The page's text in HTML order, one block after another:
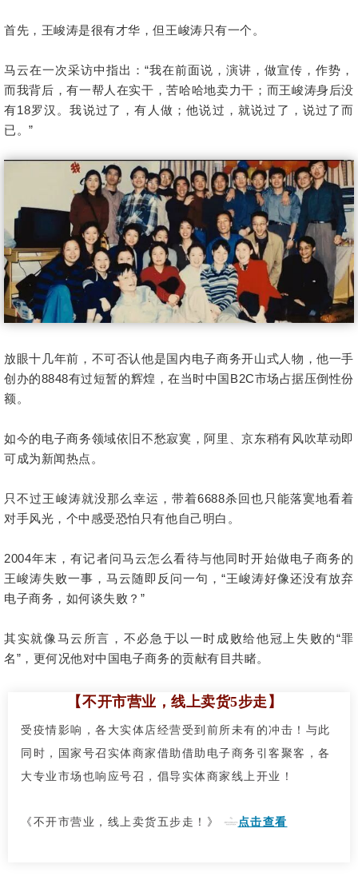
首先，王峻涛是很有才华，但王峻涛只有一个。
马云在一次采访中指出：“我在前面说，演讲，做宣传，作势，
而我背后，有一帮人在实干，苦哈哈地卖力干；而王峻涛身后没
有18罗汉。我说过了，有人做；他说过，就说过了，说过了而
已。”
放眼十几年前，不可否认他是国内电子商务开山式人物，他一手
创办的8848有过短暂的辉煌，在当时中国B2C市场占据压倒性份
额。
如今的电子商务领域依旧不愁寂寞，阿里、京东稍有风吹草动即
可成为新闻热点。
只不过王峻涛就没那么幸运，带着6688杀回也只能落寞地看着
对手风光，个中感受恐怕只有他自己明白。
2004年末，有记者问马云怎么看待与他同时开始做电子商务的
王峻涛失败一事，马云随即反问一句，“王峻涛好像还没有放弃
电子商务，如何谈失败？”
其实就像马云所言，不必急于以一时成败给他冠上失败的“罪
名”，更何况他对中国电子商务的贡献有目共睹。
【不开市营业，线上卖货5步走】
受疫情影响，各大实体店经营受到前所未有的冲击！与此
同时，国家号召实体商家借助借助电子商务引客聚客，各
大专业市场也响应号召，倡导实体商家线上开业！
《 不开市营业，线上卖货五步走！ 》 点击查看